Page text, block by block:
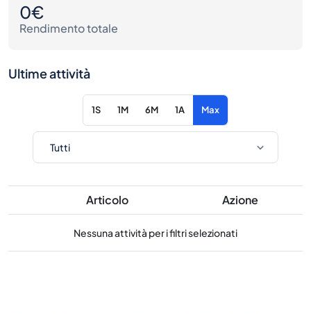
0€
Rendimento totale
Ultime attività
1S 1M 6M 1A Max
Articolo Azione
Nessuna attività per i filtri selezionati